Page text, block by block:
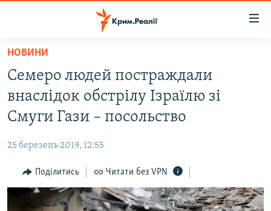
Перейти
основного
матеріалу
Перейти
до
основної
навігації
Перейти
до
ВОДА.КРИМ
ВІДЕО ТА ФОТО
БЛОГИ
ПОГЛЯД
ІНТЕРВ'Ю
НОВИНИ
Семеро людей постраждали
внаслідок обстрілу Ізраїлю зі
Смуги Гази – посольство
25 березень 2019, 12:55
Поділитись Читати без VPN